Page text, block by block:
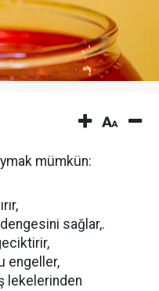
mümkün:
sağlar,.
engeller,
lekelerinden